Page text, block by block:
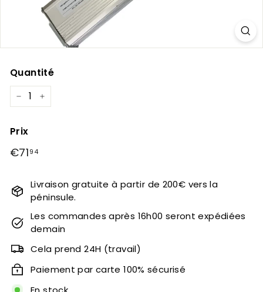
Quantité
− +
Prix
Prix
€71 94€71,94
Livraison gratuite à partir de 200€ vers la
péninsule.
Les commandes après 16h00 seront expédiées
demain
Cela prend 24H (travail)
Paiement par carte 100% sécurisé